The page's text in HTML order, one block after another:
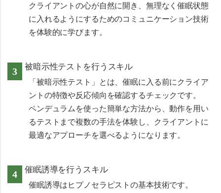
クライアントの心が自然に開き、無理なく催眠状態
に入れるようにするためのコミュニケーション技術
を体験的に学びます。
被暗示性テストを行うスキル
「被暗示性テスト」とは、催眠に入る前にクライア
ントの特徴や反応傾向を確認するチェックです。
ペンデュラムを使った簡単な方法から、動作を用い
るテストまで複数の手法を体験し、クライアントに
最適なアプローチを選べるようになります。
催眠誘導を行うスキル
催眠誘導はヒプノセラピストの基本技術です。